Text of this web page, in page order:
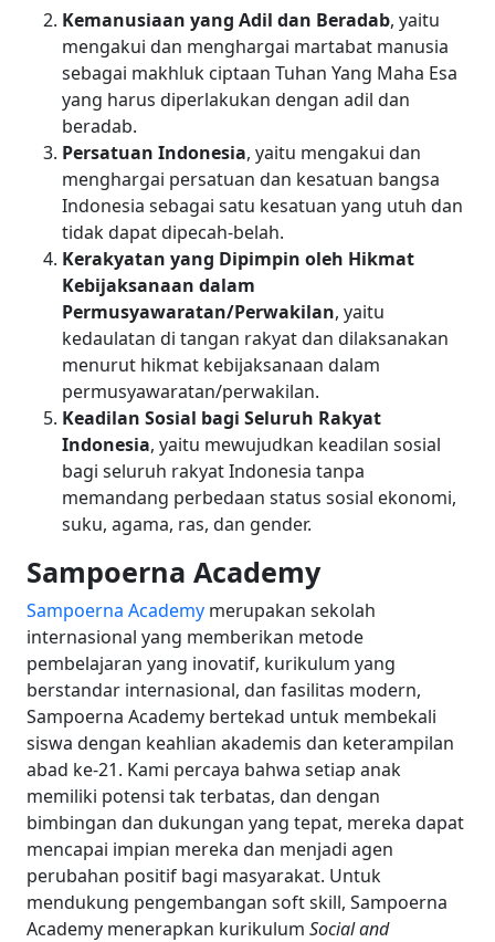
Kemanusiaan yang Adil dan Beradab, yaitu
mengakui dan menghargai martabat manusia
sebagai makhluk ciptaan Tuhan Yang Maha Esa
yang harus diperlakukan dengan adil dan
beradab.
Persatuan Indonesia, yaitu mengakui dan
menghargai persatuan dan kesatuan bangsa
Indonesia sebagai satu kesatuan yang utuh dan
tidak dapat dipecah-belah.
Kerakyatan yang Dipimpin oleh Hikmat
Kebijaksanaan dalam
Permusyawaratan/Perwakilan, yaitu
kedaulatan di tangan rakyat dan dilaksanakan
menurut hikmat kebijaksanaan dalam
permusyawaratan/perwakilan.
Keadilan Sosial bagi Seluruh Rakyat
Indonesia, yaitu mewujudkan keadilan sosial
bagi seluruh rakyat Indonesia tanpa
memandang perbedaan status sosial ekonomi,
suku, agama, ras, dan gender.
Sampoerna Academy
Sampoerna Academy merupakan sekolah
internasional yang memberikan metode
pembelajaran yang inovatif, kurikulum yang
berstandar internasional, dan fasilitas modern,
Sampoerna Academy bertekad untuk membekali
siswa dengan keahlian akademis dan keterampilan
abad ke-21. Kami percaya bahwa setiap anak
memiliki potensi tak terbatas, dan dengan
bimbingan dan dukungan yang tepat, mereka dapat
mencapai impian mereka dan menjadi agen
perubahan positif bagi masyarakat. Untuk
mendukung pengembangan soft skill, Sampoerna
Academy menerapkan kurikulum Social and